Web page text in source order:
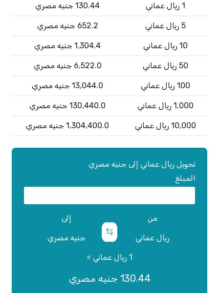
1 ريال عماني 130.44 جنيه مصري
5 ريال عماني 652.2 جنيه مصري
10 ريال عماني 1,304.4 جنيه مصري
50 ريال عماني 6,522.0 جنيه مصري
100 ريال عماني 13,044.0 جنيه مصري
1,000 ريال عماني 130,440.0 جنيه مصري
10,000 ريال عماني 1,304,400.0 جنيه مصري
تحويل ريال عماني إلى جنيه مصري
المبلغ
من
ريال عماني
إلى
جنيه مصري
1 ريال عماني =
130.44 جنيه مصري